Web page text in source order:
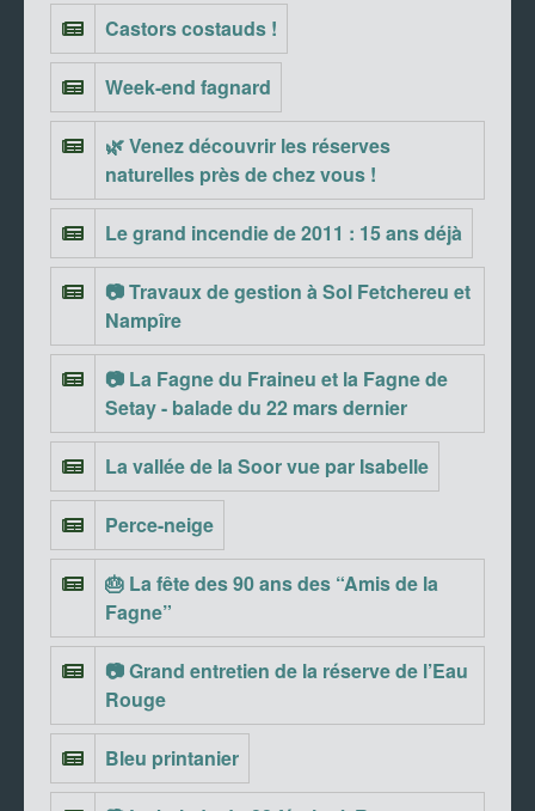
Castors costauds !
Week-end fagnard
🌿 Venez découvrir les réserves
naturelles près de chez vous !
Le grand incendie de 2011 : 15 ans déjà
📷 Travaux de gestion à Sol Fetchereu et
Nampîre
📷 La Fagne du Fraineu et la Fagne de
Setay - balade du 22 mars dernier
La vallée de la Soor vue par Isabelle
Perce-neige
🎂 La fête des 90 ans des “Amis de la
Fagne”
📷 Grand entretien de la réserve de l’Eau
Rouge
Bleu printanier